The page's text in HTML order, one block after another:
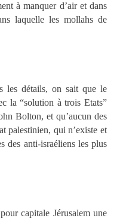
à manquer d’air et dans
laquelle les mollahs de
les détails, on sait que le
la “solution à trois Etats”
Bolton, et qu’aucun des
palestinien, qui n’existe et
des anti-israéliens les plus
capitale Jérusalem une